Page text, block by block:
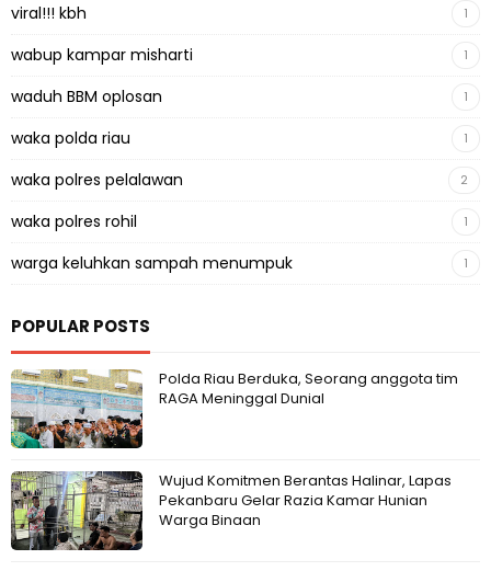
viral!!! kbh 1
wabup kampar misharti 1
waduh BBM oplosan 1
waka polda riau 1
waka polres pelalawan 2
waka polres rohil 1
warga keluhkan sampah menumpuk 1
POPULAR POSTS
Polda Riau Berduka, Seorang anggota tim
RAGA Meninggal Dunial
Wujud Komitmen Berantas Halinar, Lapas
Pekanbaru Gelar Razia Kamar Hunian
Warga Binaan